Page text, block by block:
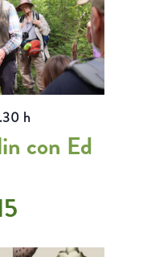
con Ed
h